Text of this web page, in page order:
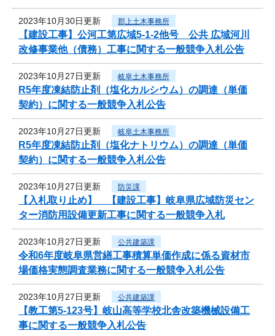
2023年10月30日更新 郡上土木事務所
【建設工事】公河工第広域5-1-2他号 公共 広域河川
改修事業他（債務）工事に関する一般競争入札公告
2023年10月27日更新 岐阜土木事務所
R5年度凍結防止剤（塩化カルシウム）の調達（単価
契約）に関する一般競争入札公告
2023年10月27日更新 岐阜土木事務所
R5年度凍結防止剤（塩化ナトリウム）の調達（単価
契約）に関する一般競争入札公告
2023年10月27日更新 防災課
【入札取り止め】 【建設工事】岐阜県広域防災セン
ター消防用設備更新工事に関する一般競争入札
2023年10月27日更新 公共建築課
令和6年度岐阜県営繕工事積算単価作成に係る資材市
場価格実態調査業務に関する一般競争入札公告
2023年10月27日更新 公共建築課
【教工第5-123号】岐山高等学校北舎改築機械設備工
事に関する一般競争入札公告